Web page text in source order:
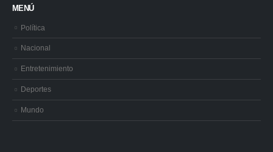
MENÚ
Política
Nacional
Entretenimiento
Deportes
Mundo